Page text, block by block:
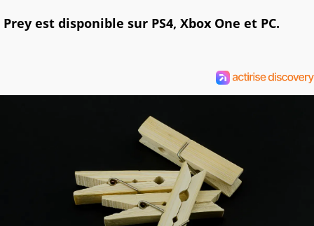
Prey est disponible sur PS4, Xbox One et PC.